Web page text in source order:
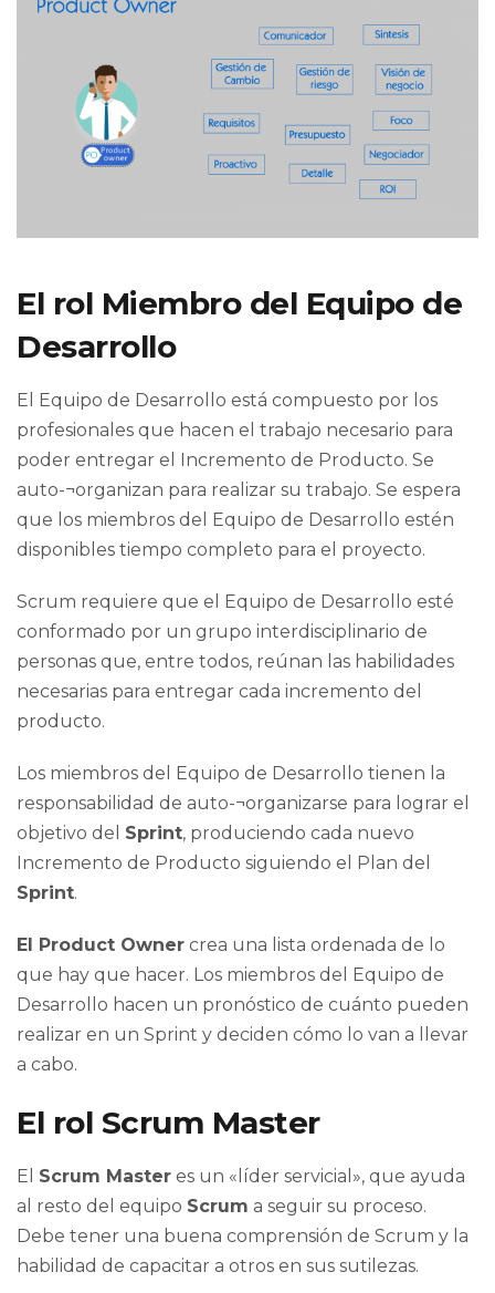
El rol Miembro del Equipo de
Desarrollo
El Equipo de Desarrollo está compuesto por los
profesionales que hacen el trabajo necesario para
poder entregar el Incremento de Producto. Se
auto-¬organizan para realizar su trabajo. Se espera
que los miembros del Equipo de Desarrollo estén
disponibles tiempo completo para el proyecto.
Scrum requiere que el Equipo de Desarrollo esté
conformado por un grupo interdisciplinario de
personas que, entre todos, reúnan las habilidades
necesarias para entregar cada incremento del
producto.
Los miembros del Equipo de Desarrollo tienen la
responsabilidad de auto-¬organizarse para lograr el
objetivo del Sprint, produciendo cada nuevo
Incremento de Producto siguiendo el Plan del
Sprint.
El Product Owner crea una lista ordenada de lo
que hay que hacer. Los miembros del Equipo de
Desarrollo hacen un pronóstico de cuánto pueden
realizar en un Sprint y deciden cómo lo van a llevar
a cabo.
El rol Scrum Master
El Scrum Master es un «líder servicial», que ayuda
al resto del equipo Scrum a seguir su proceso.
Debe tener una buena comprensión de Scrum y la
habilidad de capacitar a otros en sus sutilezas.